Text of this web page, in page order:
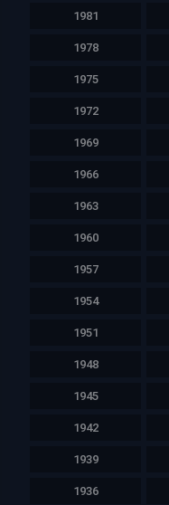
1981
1978
1975
1972
1969
1966
1963
1960
1957
1954
1951
1948
1945
1942
1939
1936